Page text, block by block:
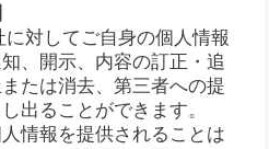
に対してご自身の個人情報
、開示、内容の訂正・追
たは消去、第三者への提
出ることができます。
情報を提供されることは